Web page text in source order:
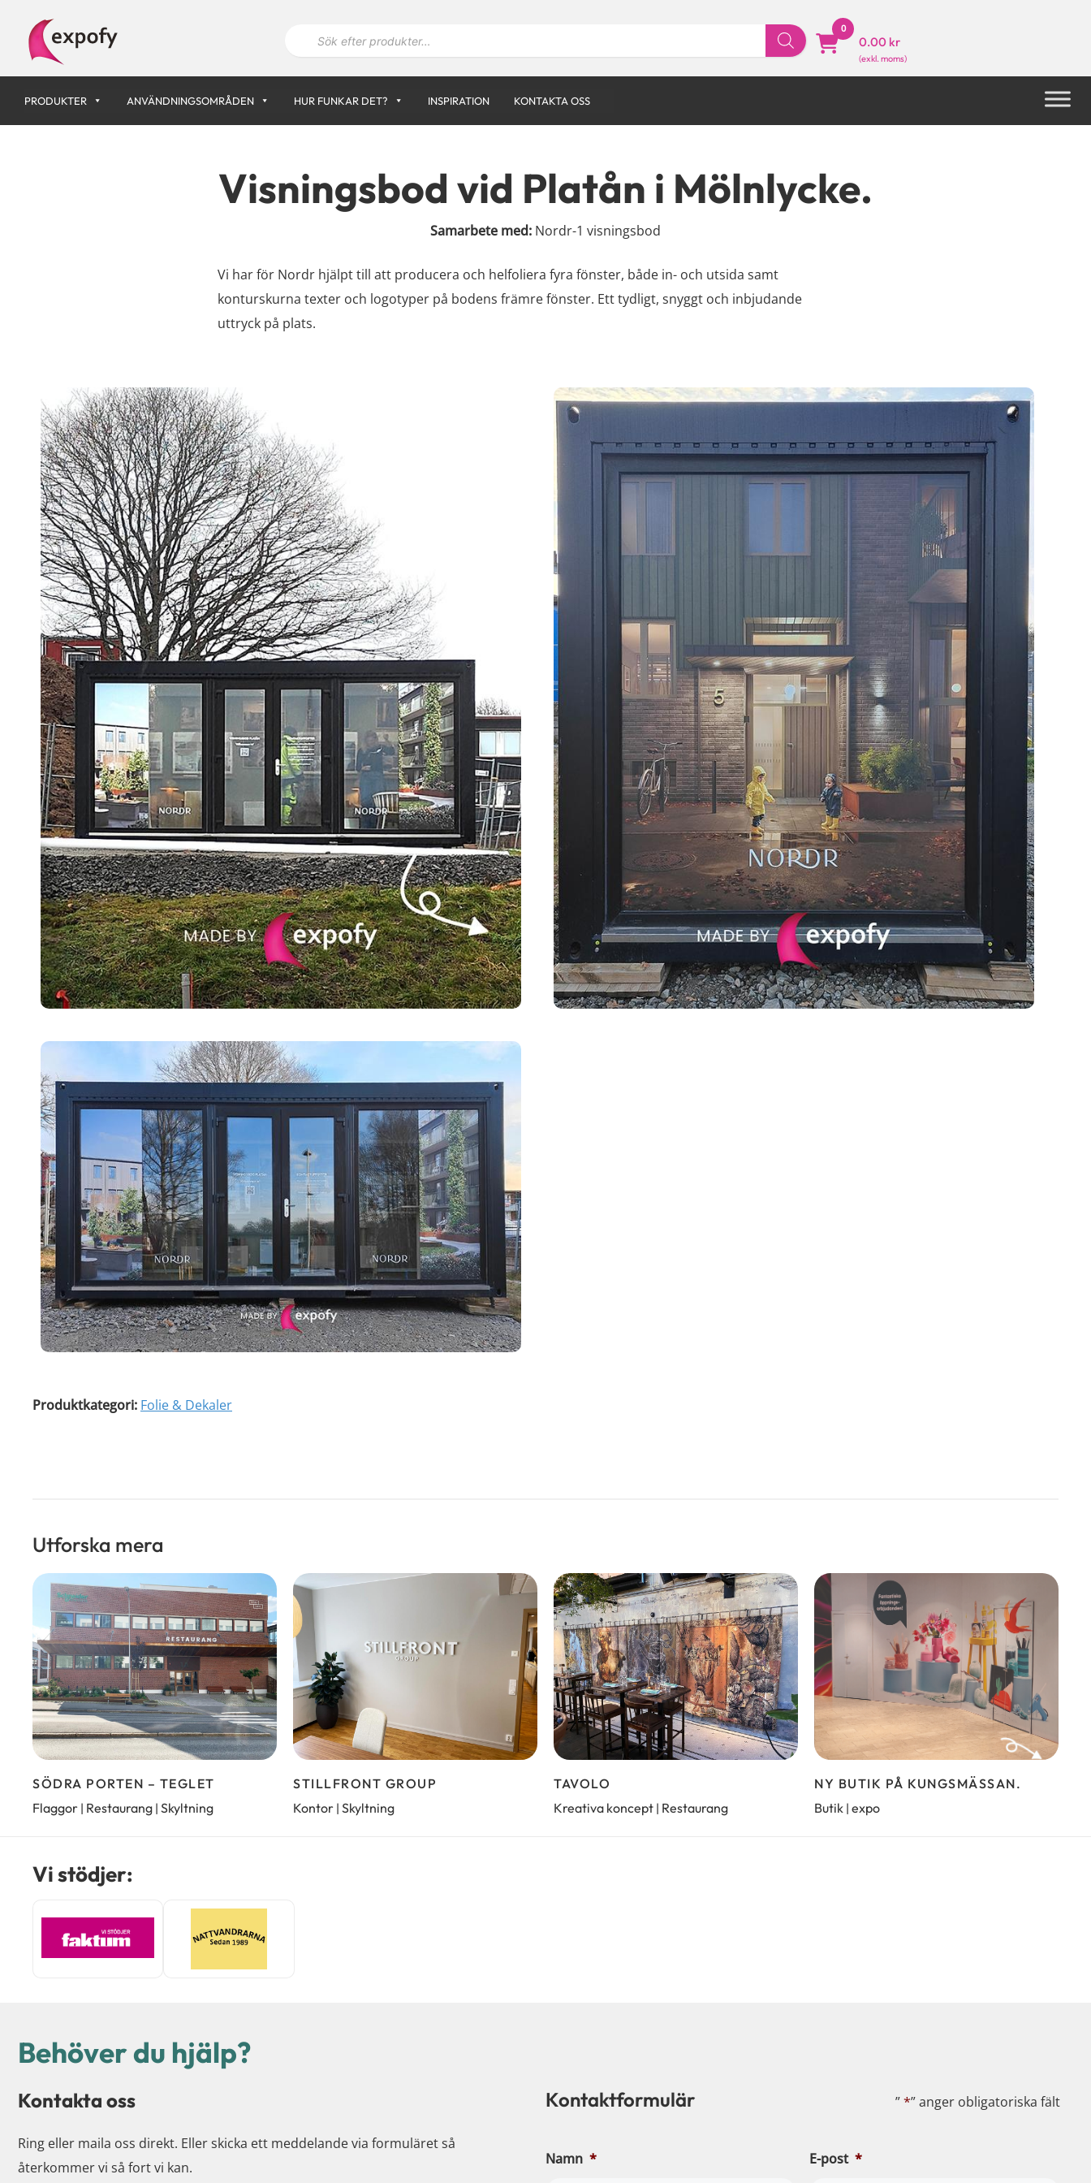
innehåll
u
n
g
0
0.00 kr
PRODUKTER ANVÄNDNINGSOMRÅDEN HUR FUNKAR DET? INSPIRATION KONTAKTA OSS
Visningsbod vid Platån i Mölnlycke.
Samarbete med: Nordr-1 visningsbod
Vi har för Nordr hjälpt till att producera och helfoliera fyra fönster, både in- och utsida samt
konturskurna texter och logotyper på bodens främre fönster. Ett tydligt, snyggt och inbjudande
uttryck på plats.
Produktkategori: Folie & Dekaler
Utforska mera
SÖDRA PORTEN – TEGLET
Flaggor | Restaurang | Skyltning
STILLFRONT GROUP
Kontor | Skyltning
TAVOLO
Kreativa koncept | Restaurang
NY BUTIK PÅ KUNGSMÄSSAN.
Butik | expo
Vi stödjer:
Behöver du hjälp?
Kontakta oss
Ring eller maila oss direkt. Eller skicka ett meddelande via formuläret så
återkommer vi så fort vi kan.
Kontaktformulär ”*” anger obligatoriska fält
Namn * E-post *